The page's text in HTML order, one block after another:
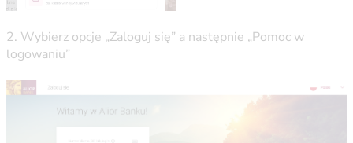
2. Wybierz opcje „Zaloguj się” a następnie „Pomoc w
logowaniu”